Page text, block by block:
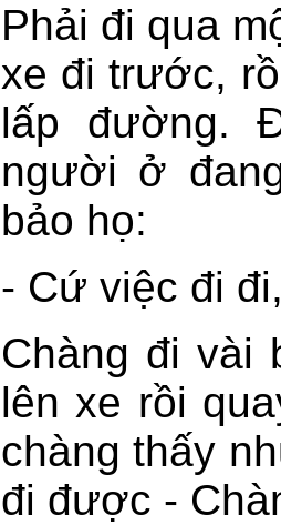
Phải đi qua
xe đi trước,
lấp đường.
người ở
bảo họ:
- Cứ việc đi
Chàng đi vài
lên xe rồi
chàng thấy
đi được -